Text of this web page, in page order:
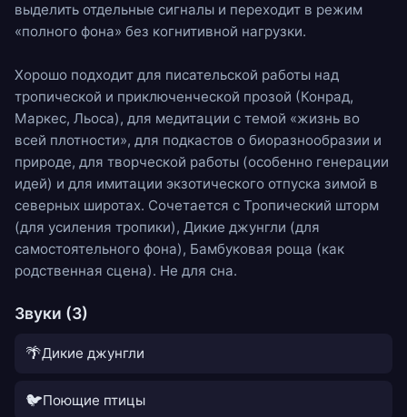
выделить отдельные сигналы и переходит в режим
«полного фона» без когнитивной нагрузки.
Хорошо подходит для писательской работы над
тропической и приключенческой прозой (Конрад,
Маркес, Льоса), для медитации с темой «жизнь во
всей плотности», для подкастов о биоразнообразии и
природе, для творческой работы (особенно генерации
идей) и для имитации экзотического отпуска зимой в
северных широтах. Сочетается с Тропический шторм
(для усиления тропики), Дикие джунгли (для
самостоятельного фона), Бамбуковая роща (как
родственная сцена). Не для сна.
Звуки (3)
🌴Дикие джунгли
🐦Поющие птицы